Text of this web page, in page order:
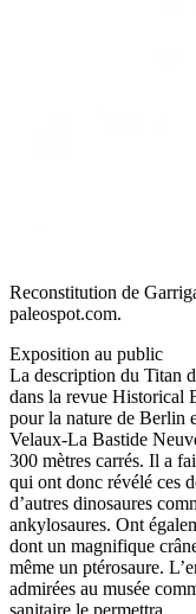
Reconstitution de
paleospot.com.
Exposition au public
La description du Titan
dans la revue Historical
pour la nature de Berlin
Velaux-La Bastide
300 mètres carrés. Il a
qui ont donc révélé ces
d’autres dinosaures
ankylosaures. Ont
dont un magnifique
même un ptérosaure.
admirées au musée
sanitaire le permettra.